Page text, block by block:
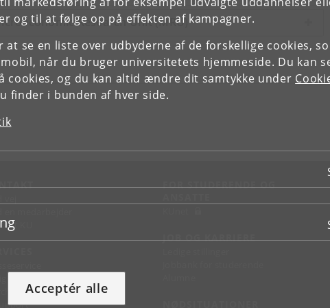
og til at følge op på effekten af kampagner.
at se en liste over udbyderne af de forskellige cookies,
når du bruger universitetets hjemmeside. Du kan
cookies, og du kan altid ændre dit samtykke under
finder i bunden af hver side.
Acceptér alle
Research Unit (MRU)
KU
FOR STUDERENDE OG
JOB OG KARRIERE